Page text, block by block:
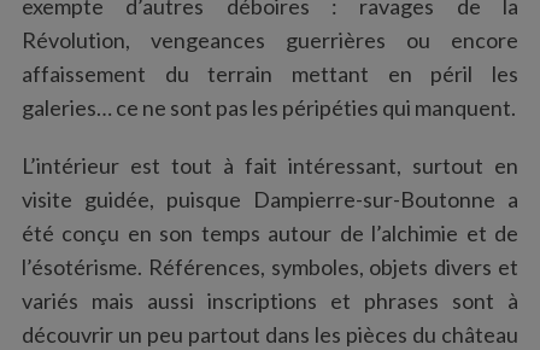
exempte d’autres déboires : ravages de la
Révolution, vengeances guerrières ou encore
affaissement du terrain mettant en péril les
galeries… ce ne sont pas les péripéties qui manquent.
L’intérieur est tout à fait intéressant, surtout en
visite guidée, puisque Dampierre-sur-Boutonne a
été conçu en son temps autour de l’alchimie et de
l’ésotérisme. Références, symboles, objets divers et
variés mais aussi inscriptions et phrases sont à
découvrir un peu partout dans les pièces du château